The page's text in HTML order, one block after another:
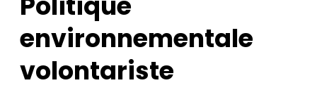
environnementale
volontariste